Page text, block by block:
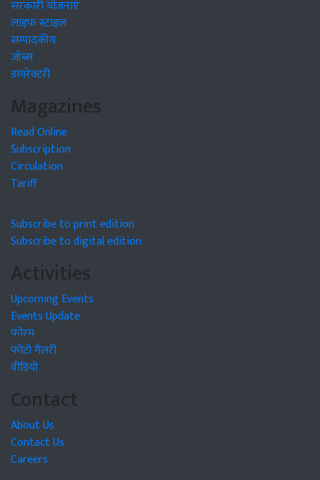
सरकारी योजनाएं
लाइफ स्टाइल
सम्पादकीय
जॉब्स
डायरेक्टरी
Magazines
Read Online
Subscription
Circulation
Tariff
Subscribe to print edition
Subscribe to digital edition
Activities
Upcoming Events
Events Update
फोरम
फोटो गैलरी
वीडियो
Contact
About Us
Contact Us
Careers